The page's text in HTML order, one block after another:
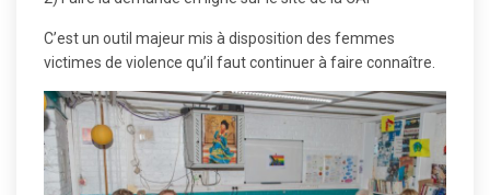
C’est un outil majeur mis à disposition des femmes
victimes de violence qu’il faut continuer à faire connaître.